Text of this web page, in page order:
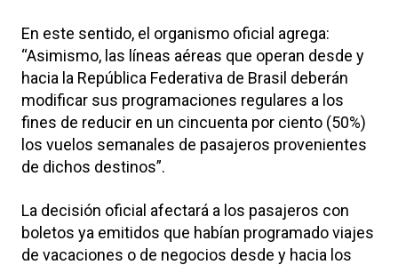
En este sentido, el organismo oficial agrega:
“Asimismo, las líneas aéreas que operan desde y
hacia la República Federativa de Brasil deberán
modificar sus programaciones regulares a los
fines de reducir en un cincuenta por ciento (50%)
los vuelos semanales de pasajeros provenientes
de dichos destinos”.
La decisión oficial afectará a los pasajeros con
boletos ya emitidos que habían programado viajes
de vacaciones o de negocios desde y hacia los